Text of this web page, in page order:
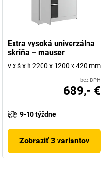
Extra vysoká univerzálna
skriňa – mauser
v x š x h 2200 x 1200 x 420 mm
bez DPH
689,- €
9-10 týždne
Zobraziť 3 variantov